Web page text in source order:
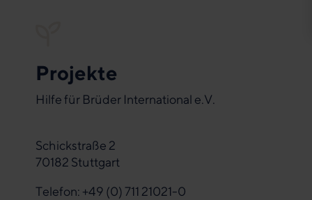
Projekte
Hilfe für Brüder International e.V.
Schickstraße 2
70182 Stuttgart
Telefon: +49 (0) 711 21021-0